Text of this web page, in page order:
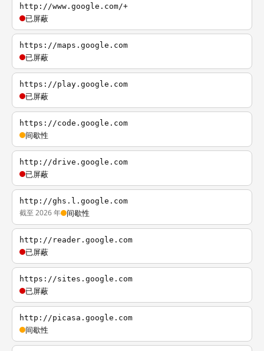
http://www.google.com/+
已屏蔽
https://maps.google.com
已屏蔽
https://play.google.com
已屏蔽
https://code.google.com
间歇性
http://drive.google.com
已屏蔽
http://ghs.l.google.com
截至 2026 年 间歇性
http://reader.google.com
已屏蔽
https://sites.google.com
已屏蔽
http://picasa.google.com
间歇性